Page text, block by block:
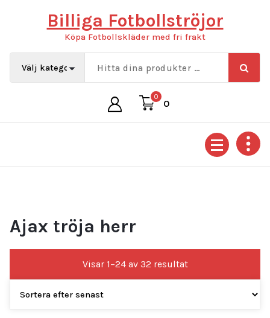
Billiga Fotbollströjor
Köpa Fotbollskläder med fri frakt
0
0
Ajax tröja herr
Visar 1–24 av 32 resultatSortera
efter